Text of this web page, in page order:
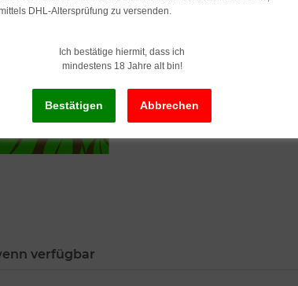
verfügbar
DHL-Altersprüfung zu versenden.
Ich bestätige hiermit, dass ich
mindestens 18 Jahre alt bin!